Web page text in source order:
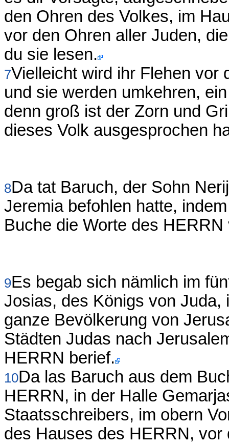
den Ohren des Volkes, im
vor den Ohren aller Juden,
du sie lesen.
7Vielleicht wird ihr Flehen vor
und sie werden umkehren,
denn groß ist der Zorn und
dieses Volk ausgesprochen
8Da tat Baruch, der Sohn
Jeremia befohlen hatte,
Buche die Worte des HERRN
9Es begab sich nämlich im
Josias, des Königs von Juda,
ganze Bevölkerung von
Städten Judas nach
HERRN berief.
10Da las Baruch aus dem
HERRN, in der Halle
Staatsschreibers, im obern
des Hauses des HERRN,